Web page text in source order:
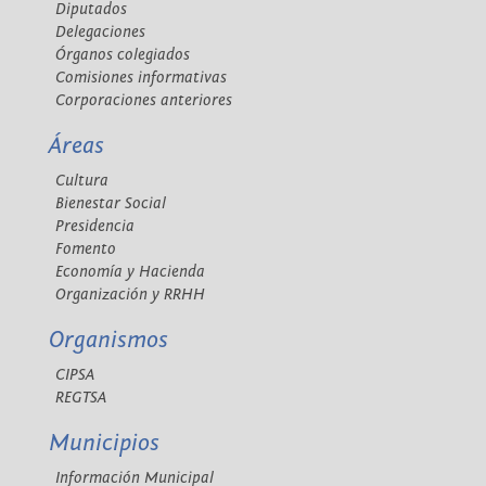
Diputados
Delegaciones
Órganos colegiados
Comisiones informativas
Corporaciones anteriores
Áreas
Cultura
Bienestar Social
Presidencia
Fomento
Economía y Hacienda
Organización y RRHH
Organismos
CIPSA
REGTSA
Municipios
Información Municipal